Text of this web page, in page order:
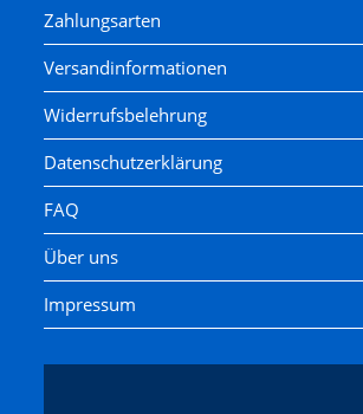
Zahlungsarten
Versandinformationen
Widerrufsbelehrung
Datenschutzerklärung
FAQ
Über uns
Impressum